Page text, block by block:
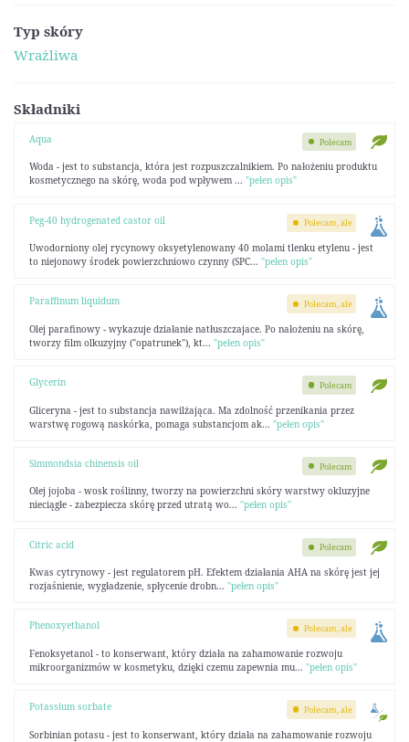
Typ skóry
Wrażliwa
Składniki
Aqua
Woda - jest to substancja, która jest rozpuszczalnikiem. Po nałożeniu produktu
kosmetycznego na skórę, woda pod wpływem ... "pełen opis"
Polecam
Peg-40 hydrogenated castor oil
Uwodorniony olej rycynowy oksyetylenowany 40 molami tlenku etylenu - jest
to niejonowy środek powierzchniowo czynny (SPC... "pełen opis"
Polecam, ale
Paraffinum liquidum
Olej parafinowy - wykazuje działanie natłuszczajace. Po nałożeniu na skórę,
tworzy film olkuzyjny ("opatrunek"), kt... "pełen opis"
Polecam, ale
Glycerin
Gliceryna - jest to substancja nawilżająca. Ma zdolność przenikania przez
warstwę rogową naskórka, pomaga substancjom ak... "pełen opis"
Polecam
Simmondsia chinensis oil
Olej jojoba - wosk roślinny, tworzy na powierzchni skóry warstwy okluzyjne
nieciągłe - zabezpiecza skórę przed utratą wo... "pełen opis"
Polecam
Citric acid
Kwas cytrynowy - jest regulatorem pH. Efektem działania AHA na skórę jest jej
rozjaśnienie, wygładzenie, spłycenie drobn... "pełen opis"
Polecam
Phenoxyethanol
Fenoksyetanol - to konserwant, który działa na zahamowanie rozwoju
mikroorganizmów w kosmetyku, dzięki czemu zapewnia mu... "pełen opis"
Polecam, ale
Potassium sorbate
Sorbinian potasu - jest to konserwant, który działa na zahamowanie rozwoju
Polecam, ale